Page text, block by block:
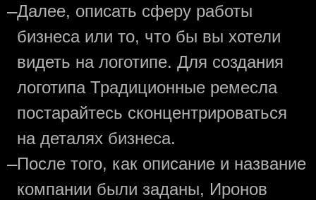
—Далее, описать сферу работы
бизнеса или то, что бы вы хотели
видеть на логотипе. Для создания
логотипа Традиционные ремесла
постарайтесь сконцентрироваться
на деталях бизнеса.
—После того, как описание и название
компании были заданы, Иронов